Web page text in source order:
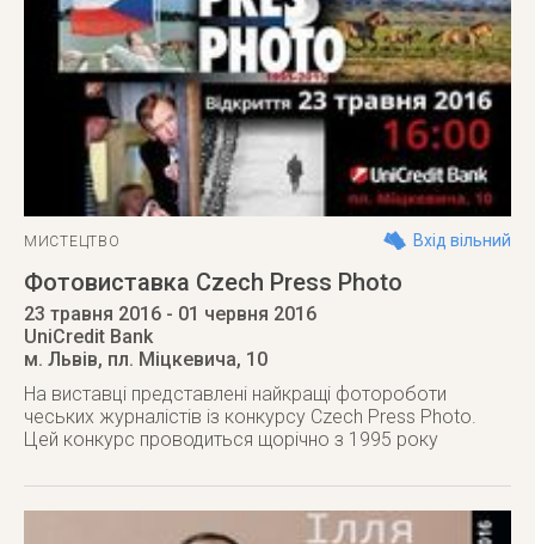
МИСТЕЦТВО Вхід вільний
Фотовиставка Czech Press Photo
23 травня 2016 - 01 червня 2016
UniCredit Bank
м. Львів, пл. Міцкевича, 10
На виставці представлені найкращі фотороботи
чеських журналістів із конкурсу Czech Press Photo.
Цей конкурс проводиться щорічно з 1995 року